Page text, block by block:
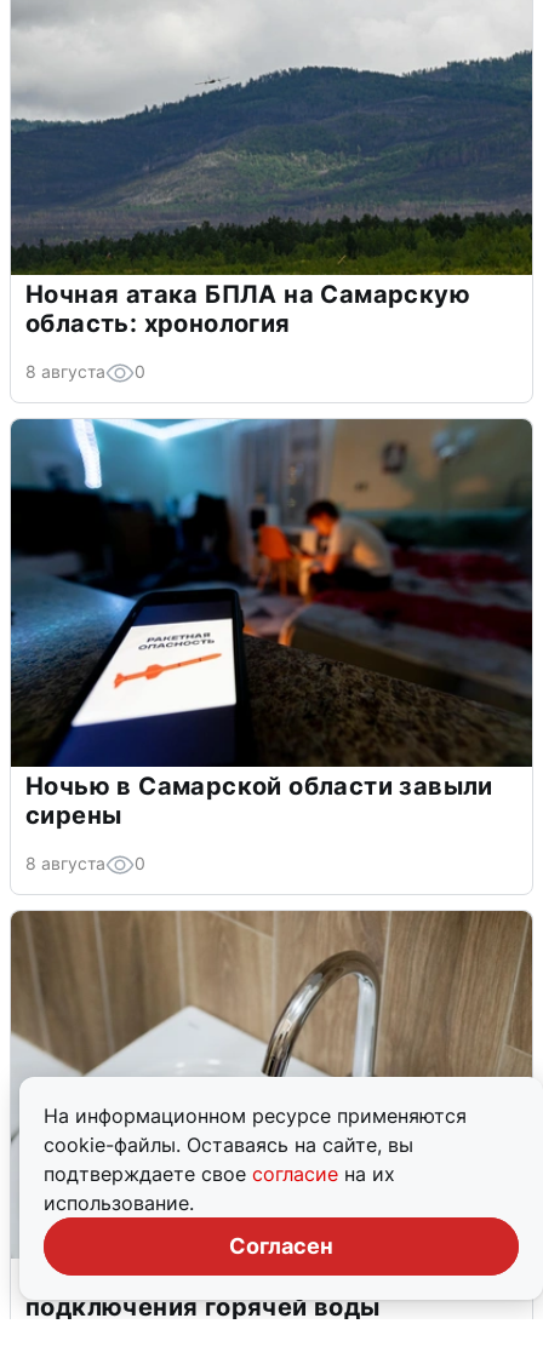
На информационном ресурсе применяются
cookie-файлы. Оставаясь на сайте, вы
подтверждаете свое согласие на их
использование.
Согласен
Ночная атака БПЛА на Самарскую
область: хронология
8 августа 0
Ночью в Самарской области завыли
сирены
8 августа 0
В Архангельске перенесли сроки
подключения горячей воды